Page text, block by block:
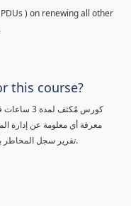
) on renewing all other
this course?
كورس
معرفة أي معلومة عن إدارة
تقرير سجل المخاطر بالإضافة الى المقدرة التامية لإدارة مخاطر المشاريع.